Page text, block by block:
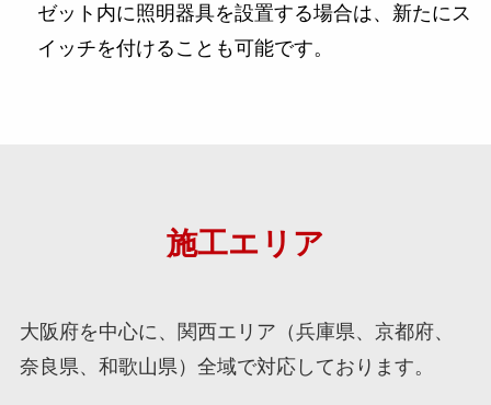
ゼット内に照明器具を設置する場合は、新たにス
イッチを付けることも可能です。
施工エリア
大阪府を中心に、関西エリア（兵庫県、京都府、
奈良県、和歌山県）全域で対応しております。